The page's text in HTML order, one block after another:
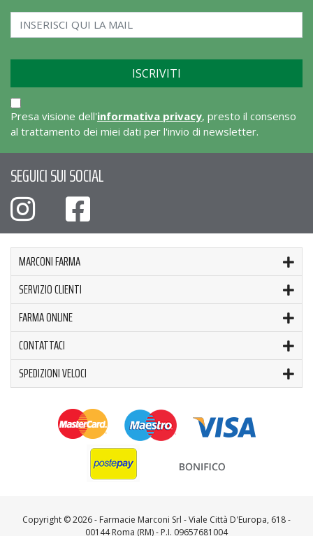
Presa visione dell'informativa privacy, presto il consenso
al trattamento dei miei dati per l'invio di newsletter.
SEGUICI SUI SOCIAL
MARCONI FARMA
SERVIZIO CLIENTI
FARMA ONLINE
CONTATTACI
SPEDIZIONI VELOCI
Copyright ©2026 - Farmacie Marconi Srl - Viale Città D'Europa, 618 -
00144 Roma (RM) - P.I. 09657681004